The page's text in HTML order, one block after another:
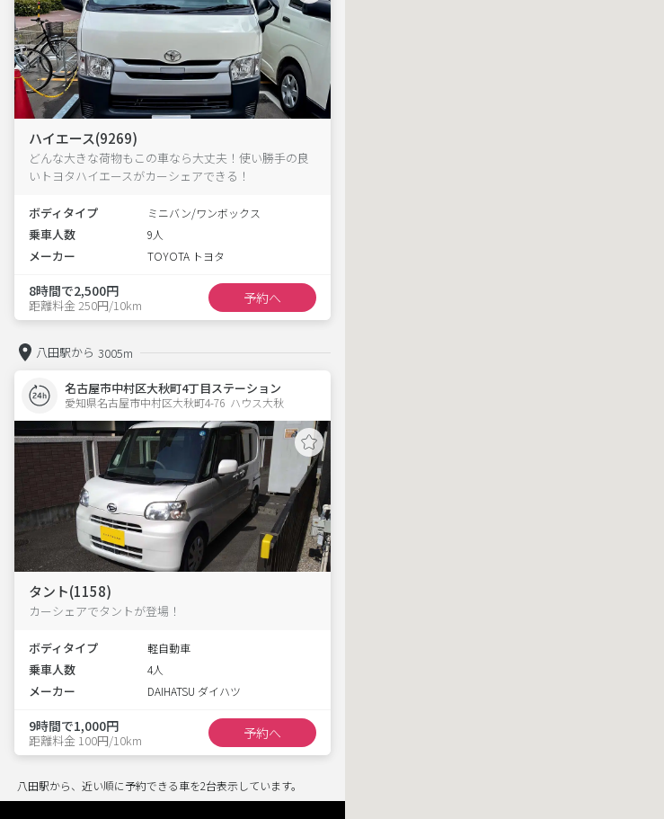
ハイエース(9269)
どんな大きな荷物もこの車なら大丈夫！使い勝手の良
いトヨタハイエースがカーシェアできる！
ボディタイプ ミニバン/ワンボックス
乗車人数 9人
メーカー TOYOTA トヨタ
8時間で2,500円
距離料金 250円/10km 予約へ
八田駅から 3005m
名古屋市中村区大秋町4丁目ステーション
愛知県名古屋市中村区大秋町4-76  ハウス大秋
タント(1158)
カーシェアでタントが登場！
ボディタイプ 軽自動車
乗車人数 4人
メーカー DAIHATSU ダイハツ
9時間で1,000円
距離料金 100円/10km 予約へ
八田駅から、近い順に予約できる車を2台表示しています。